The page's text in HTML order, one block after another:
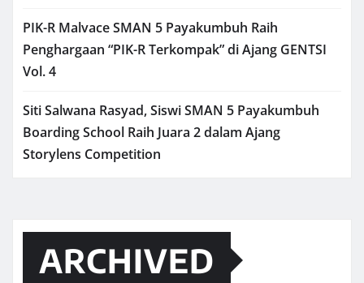
PIK-R Malvace SMAN 5 Payakumbuh Raih
Penghargaan “PIK-R Terkompak” di Ajang GENTSI
Vol. 4
Siti Salwana Rasyad, Siswi SMAN 5 Payakumbuh
Boarding School Raih Juara 2 dalam Ajang
Storylens Competition
ARCHIVED